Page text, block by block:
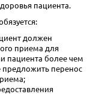
пациента.
должен
приема для
пациента более чем
предложить перенос